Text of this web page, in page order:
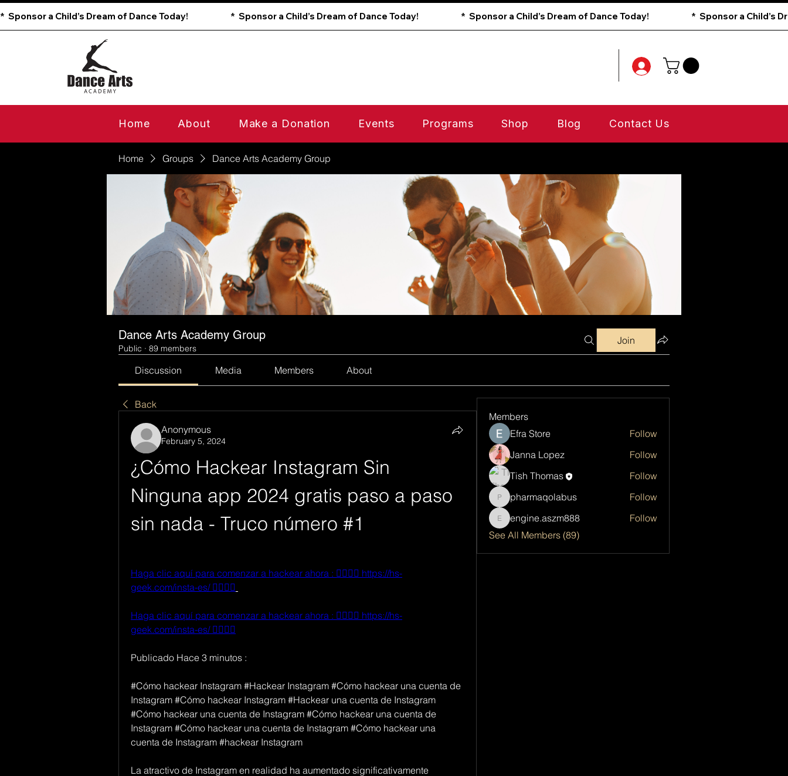
*  Sponsor a Child’s Dream of Dance Today!
Home About Make a Donation Events Programs Shop Blog Contact Us
Home Groups Dance Arts Academy Group
Dance Arts Academy Group
Public · 89 members
Join
Discussion Media Members About
Back
Anonymous
February 5, 2024
¿Cómo Hackear Instagram Sin
Ninguna app 2024 gratis paso a paso
sin nada - Truco número #1
Haga clic aquí para comenzar a hackear ahora : 👉🏻👉🏻 https://hs-
geek.com/insta-es/ 👈🏻👈🏻
Haga clic aquí para comenzar a hackear ahora : 👉🏻👉🏻 https://hs-
geek.com/insta-es/ 👈🏻👈🏻
Publicado Hace 3 minutos :
#Cómo hackear Instagram #Hackear Instagram #Cómo hackear una cuenta de
Instagram #Cómo hackear Instagram #Hackear una cuenta de Instagram
#Cómo hackear una cuenta de Instagram #Cómo hackear una cuenta de
Instagram #Cómo hackear una cuenta de Instagram #Cómo hackear una
cuenta de Instagram #hackear Instagram
La atractivo de Instagram en realidad ha aumentado significativamente
Members
Efra Store
Follow
Janna Lopez
Follow
Tish Thomas
Follow
pharmaqolabus
pharmaqolabus Follow
engine.aszm888
engine.aszm888
Follow
See All Members (89)